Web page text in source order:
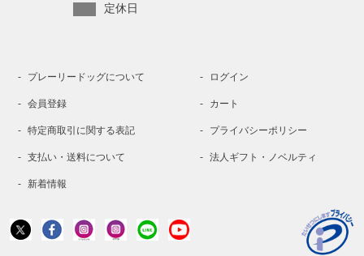
定休日
プレーリードッグについて ログイン
会員登録 カート
特定商取引に関する表記 プライバシーポリシー
支払い・送料について 法人ギフト・ノベルティ
新着情報